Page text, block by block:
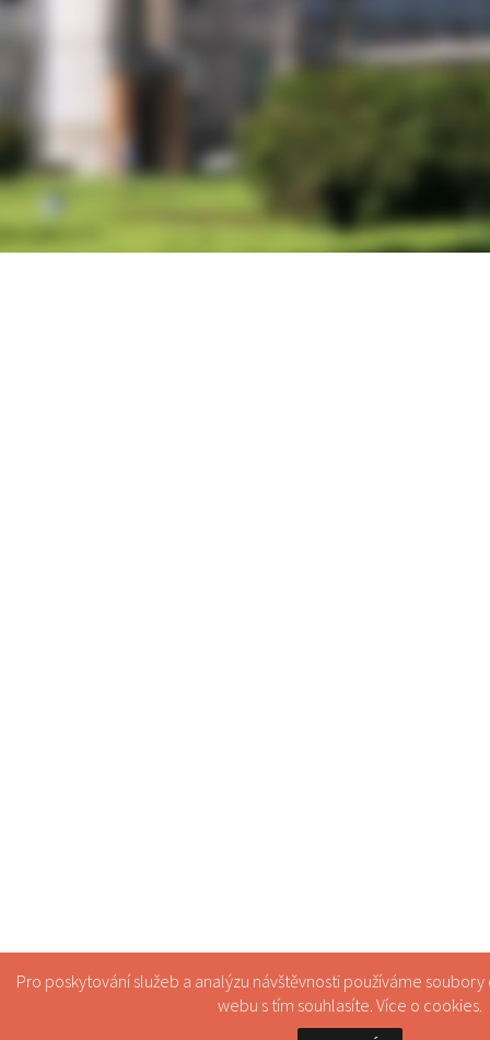
Pro poskytování služeb a analýzu návštěvnosti používáme
webu s tím souhlasíte. Více o cookies.